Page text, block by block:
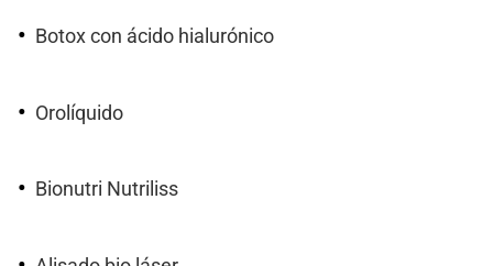
Botox con ácido hialurónico
Orolíquido
Bionutri Nutriliss